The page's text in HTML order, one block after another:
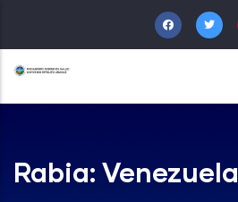
al
contenido
principal
Rabia: Venezuela